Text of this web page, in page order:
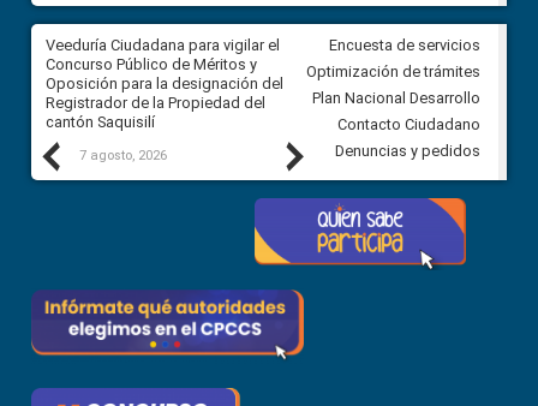
Previous
Veeduría Ciudadana para vigilar el
Concurso Público de Méritos y
Oposición para la designación del
Registrador de la Propiedad del
cantón Saquisilí
7 agosto, 2026
Veeduría Ciudadana para
construcción del asfaltado de
Ballenita del cantón Santa
7 agosto, 2026
Next
Encuesta de servicios
Optimización de trámites
Plan Nacional Desarrollo
Contacto Ciudadano
Denuncias y pedidos